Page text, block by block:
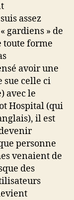
assez
gardiens » de
toute forme
avoir une
sue celle ci
avec le
Hospital (qui
il est
personne
venaient de
des